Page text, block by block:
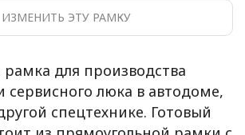
ИЗМЕНИТЬ ЭТУ РАМКУ
для производства
сервисного люка в автодоме,
спецтехнике. Готовый